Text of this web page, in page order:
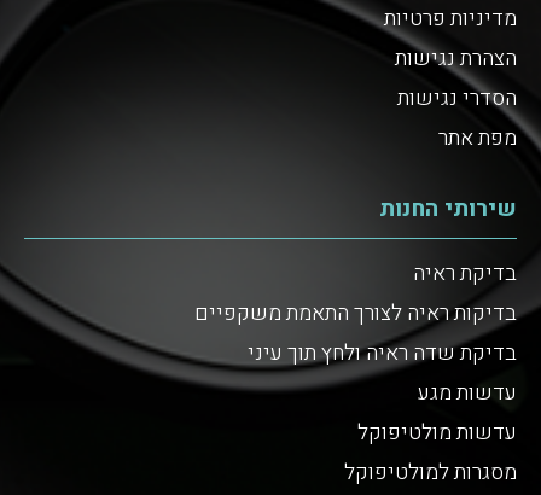
מדיניות פרטיות
הצהרת נגישות
הסדרי נגישות
מפת אתר
שירותי החנות
בדיקת ראיה
בדיקות ראיה לצורך התאמת משקפיים
בדיקת שדה ראיה ולחץ תוך עיני
עדשות מגע
עדשות מולטיפוקל
מסגרות למולטיפוקל